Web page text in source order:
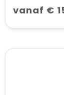
vanaf €